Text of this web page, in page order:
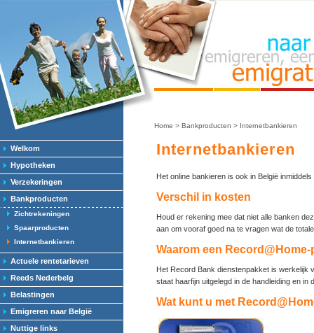
Welkom
Hypotheken
Verzekeringen
Bankproducten
Zichtrekeningen
Spaarproducten
Internetbankieren
Actuele rentetarieven
Reeds Nederbelg
Belastingen
Emigreren naar België
Nuttige links
Home > Bankproducten > Internetbankieren
Internetbankieren
Het online bankieren is ook in België
Verschil in kosten
Houd er rekening mee dat niet alle banken
aan om vooraf goed na te vragen wat de
Waarom een
Het Record Bank dienstenpakket is werkelijk
staat haarfijn uitgelegd in de handleiding en
Wat kunt u met